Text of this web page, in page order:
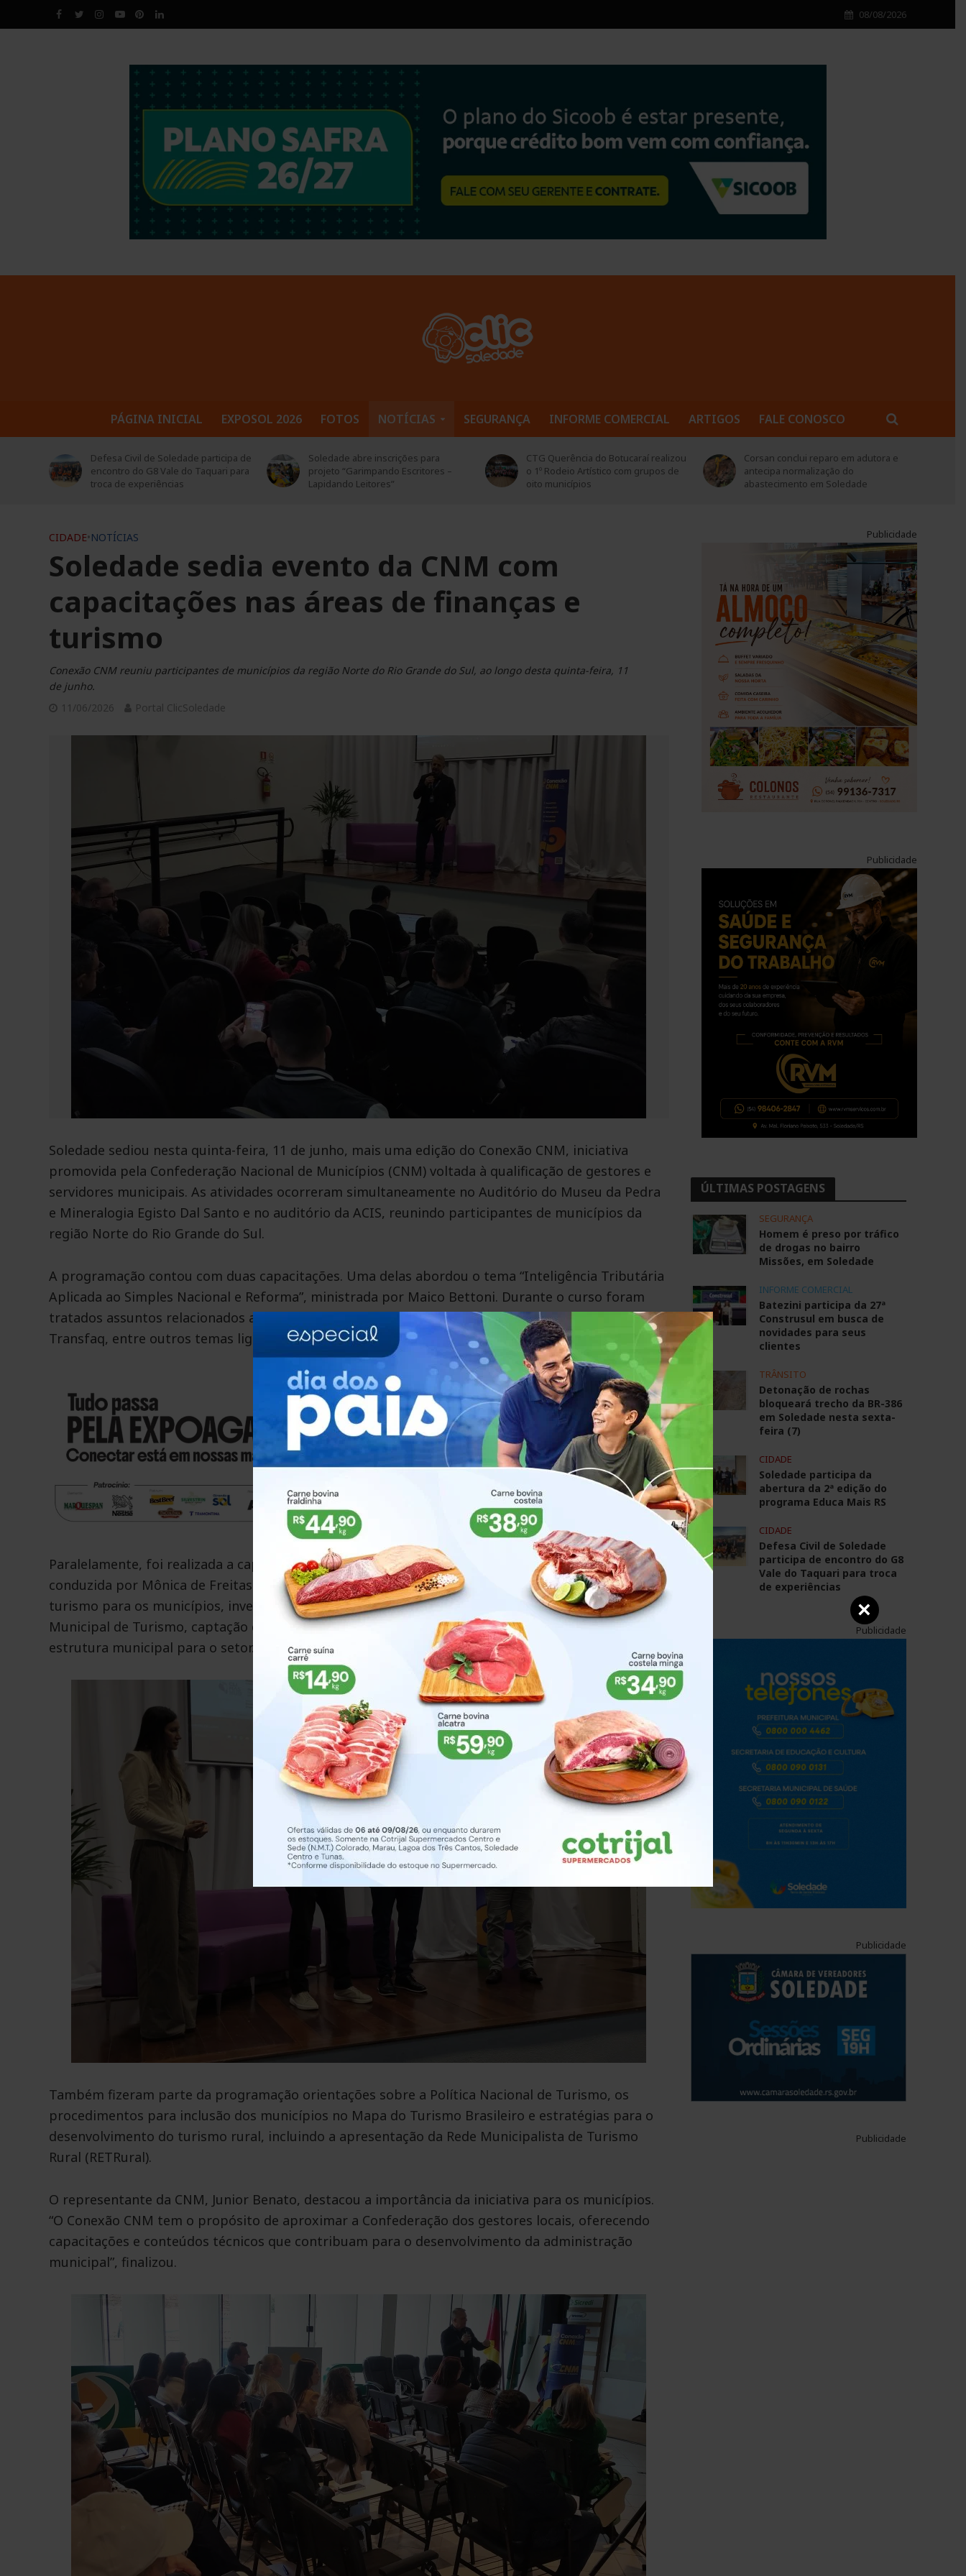
08/08/2026
PÁGINA INICIAL EXPOSOL 2026 FOTOS NOTÍCIAS SEGURANÇA INFORME COMERCIAL ARTIGOS FALE CONOSCO
Soledade abre inscrições para
projeto “Garimpando Escritores –
Lapidando Leitores”
CTG Querência do Botucaraí realizou
o 1º Rodeio Artístico com grupos de
oito municípios
Corsan conclui reparo em adutora e
antecipa normalização do
abastecimento em Soledade
Rompimento de adutora provoca falta
de água em Soledade nesta quarta-
feira (05)
CIDADE•NOTÍCIAS
Soledade sedia evento da CNM com
capacitações nas áreas de finanças e
turismo
Conexão CNM reuniu participantes de municípios da região Norte do Rio Grande do Sul, ao longo desta quinta-feira, 11
de junho.
11/06/2026
Portal ClicSoledade
Soledade sediou nesta quinta-feira, 11 de junho, mais uma edição do Conexão CNM, iniciativa
promovida pela Confederação Nacional de Municípios (CNM) voltada à qualificação de gestores e
servidores municipais. As atividades ocorreram simultaneamente no Auditório do Museu da Pedra
e Mineralogia Egisto Dal Santo e no auditório da ACIS, reunindo participantes de municípios da
região Norte do Rio Grande do Sul.
A programação contou com duas capacitações. Uma delas abordou o tema “Inteligência Tributária
Aplicada ao Simples Nacional e Reforma”, ministrada por Maico Bettoni. Durante o curso foram
tratados assuntos relacionados ao acesso e gestão de usuários, comunicação e malha (DTE-SN),
Transfaq, entre outros temas ligados à administração tributária municipal.
Paralelamente, foi realizada a capacitação “Estratégias Inovadoras para o Turismo Municipal”,
conduzida por Mônica de Freitas Costa. O conteúdo contemplou temas como a importância do
turismo para os municípios, inventário da oferta e demanda turística, elaboração do Plano
Municipal de Turismo, captação de investimentos, governança do turismo e organização da
estrutura municipal para o setor.
Também fizeram parte da programação orientações sobre a Política Nacional de Turismo, os
procedimentos para inclusão dos municípios no Mapa do Turismo Brasileiro e estratégias para o
desenvolvimento do turismo rural, incluindo a apresentação da Rede Municipalista de Turismo
Rural (RETRural).
O representante da CNM, Junior Benato, destacou a importância da iniciativa para os municípios.
“O Conexão CNM tem o propósito de aproximar a Confederação dos gestores locais, oferecendo
capacitações e conteúdos técnicos que contribuam para o desenvolvimento da administração
municipal”, finalizou.
Publicidade
Publicidade
ÚLTIMAS POSTAGENS
SEGURANÇA
Homem é preso por tráfico
de drogas no bairro
Missões, em Soledade
INFORME COMERCIAL
Batezini participa da 27ª
Construsul em busca de
novidades para seus
clientes
TRÂNSITO
Detonação de rochas
bloqueará trecho da BR-386
em Soledade nesta sexta-
feira (7)
CIDADE
Soledade participa da
abertura da 2ª edição do
programa Educa Mais RS
CIDADE
Defesa Civil de Soledade
participa de encontro do G8
Vale do Taquari para troca
de experiências
Publicidade
Publicidade
Publicidade
×